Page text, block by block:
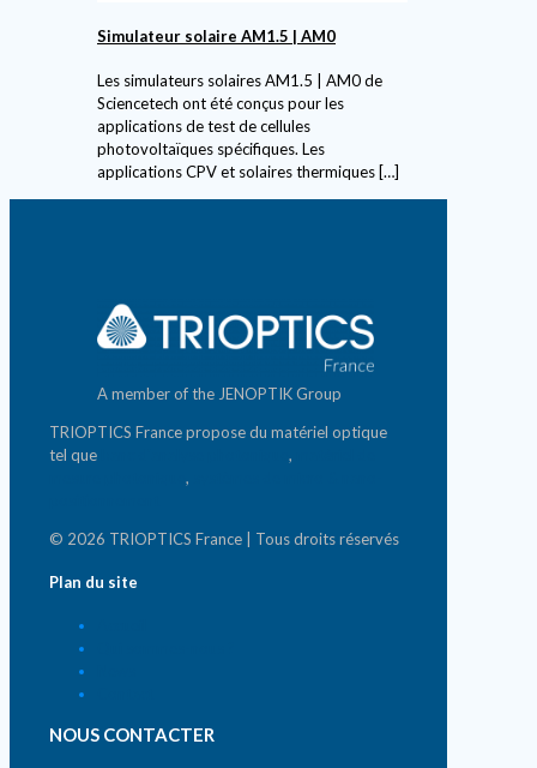
Simulateur solaire AM1.5 | AM0
Les simulateurs solaires AM1.5 | AM0 de
Sciencetech ont été conçus pour les
applications de test de cellules
photovoltaïques spécifiques. Les
applications CPV et solaires thermiques[…]
A member of the JENOPTIK Group
TRIOPTICS France propose du matériel optique
tel que
,
,
© 2026 TRIOPTICS France | Tous droits réservés
Plan du site
NOUS CONTACTER